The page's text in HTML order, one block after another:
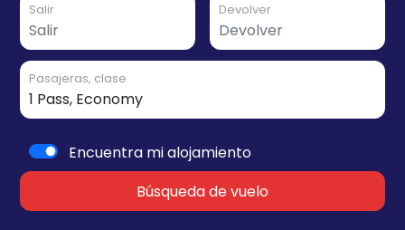
Salir Devolver
Pasajeras, clase
Encuentra mi alojamiento
Búsqueda de vuelo